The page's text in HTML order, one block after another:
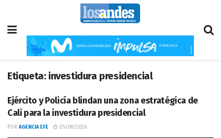
Etiqueta: investidura presidencial
Ejército y Policía blindan una zona estratégica de
Cali para la investidura presidencial
POR AGENCIA EFE 05/08/2026